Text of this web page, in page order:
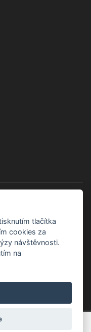
dopravy pro
tlačítka
cookies za
návštěvnosti.
na